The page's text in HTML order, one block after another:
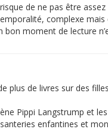
de ne pas être
complexe mais
moment de lecture
plus de livres sur des
Pippi Langstrump et
enfantines et